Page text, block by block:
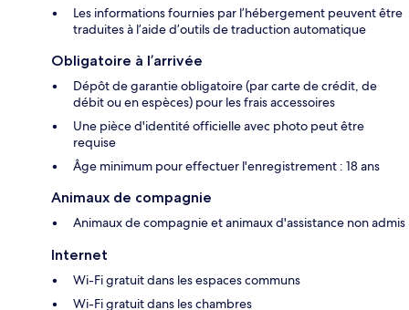
Les informations fournies par l’hébergement peuvent être
traduites à l’aide d’outils de traduction automatique
Obligatoire à l’arrivée
Dépôt de garantie obligatoire (par carte de crédit, de
débit ou en espèces) pour les frais accessoires
Une pièce d'identité officielle avec photo peut être
requise
Âge minimum pour effectuer l'enregistrement : 18 ans
Animaux de compagnie
Animaux de compagnie et animaux d'assistance non admis
Internet
Wi-Fi gratuit dans les espaces communs
Wi-Fi gratuit dans les chambres